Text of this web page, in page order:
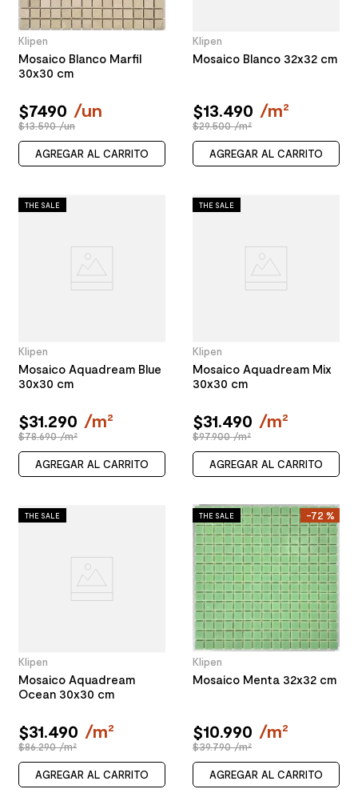
Klipen
Mosaico Blanco Marfil
30x30 cm
$7490 /un
$13.590 /un
AGREGAR AL CARRITO
Klipen
Mosaico Blanco 32x32 cm
$13.490 /m²
$29.500 /m²
AGREGAR AL CARRITO
THE SALE
Klipen
Mosaico Aquadream Blue
30x30 cm
$31.290 /m²
$78.690 /m²
AGREGAR AL CARRITO
THE SALE
Klipen
Mosaico Aquadream Mix
30x30 cm
$31.490 /m²
$97.900 /m²
AGREGAR AL CARRITO
THE SALE
Klipen
Mosaico Aquadream
Ocean 30x30 cm
$31.490 /m²
$86.290 /m²
AGREGAR AL CARRITO
-72 %
THE SALE
Klipen
Mosaico Menta 32x32 cm
$10.990 /m²
$39.790 /m²
AGREGAR AL CARRITO